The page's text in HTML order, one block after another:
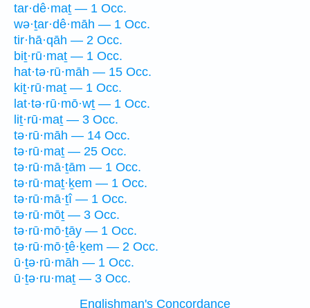
tar·dê·maṯ — 1 Occ.
wə·ṯar·dê·māh — 1 Occ.
tir·hā·qāh — 2 Occ.
biṯ·rū·maṯ — 1 Occ.
hat·tə·rū·māh — 15 Occ.
kiṯ·rū·maṯ — 1 Occ.
lat·tə·rū·mō·wṯ — 1 Occ.
liṯ·rū·maṯ — 3 Occ.
tə·rū·māh — 14 Occ.
tə·rū·maṯ — 25 Occ.
tə·rū·mā·ṯām — 1 Occ.
tə·rū·maṯ·ḵem — 1 Occ.
tə·rū·mā·ṯî — 1 Occ.
tə·rū·mōṯ — 3 Occ.
tə·rū·mō·ṯāy — 1 Occ.
tə·rū·mō·ṯê·ḵem — 2 Occ.
ū·ṯə·rū·māh — 1 Occ.
ū·ṯə·ru·maṯ — 3 Occ.
Englishman's Concordance